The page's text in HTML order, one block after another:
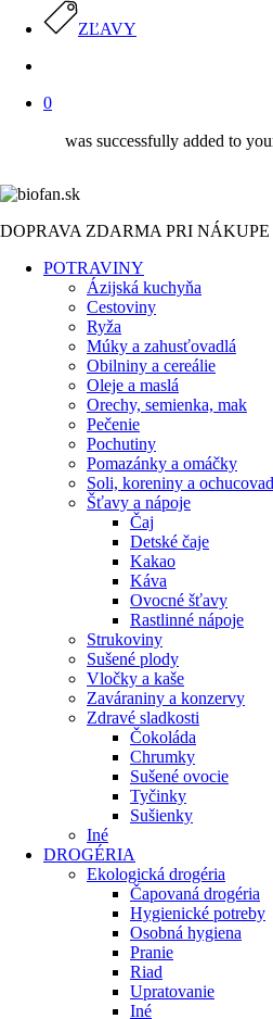
ZĽAVY
0
was successfully added to
DOPRAVA ZDARMA PRI
POTRAVINY
Ázijská kuchyňa
Cestoviny
Ryža
Múky a zahusťovadlá
Obilniny a cereálie
Oleje a maslá
Orechy, semienka, mak
Pečenie
Pochutiny
Pomazánky a omáčky
Soli, koreniny a
Šťavy a nápoje
Čaj
Detské čaje
Kakao
Káva
Ovocné šťavy
Rastlinné nápoje
Strukoviny
Sušené plody
Vločky a kaše
Zaváraniny a konzervy
Zdravé sladkosti
Čokoláda
Chrumky
Sušené ovocie
Tyčinky
Sušienky
Iné
DROGÉRIA
Ekologická drogéria
Čapovaná drogéria
Hygienické potreby
Osobná hygiena
Pranie
Riad
Upratovanie
Iné